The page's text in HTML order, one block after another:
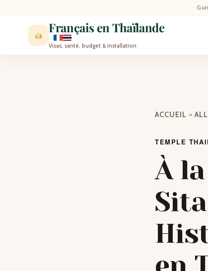
Français en Thaïlande
Visas, santé, budget & installation
ACCUEIL »
TEMPLE
À